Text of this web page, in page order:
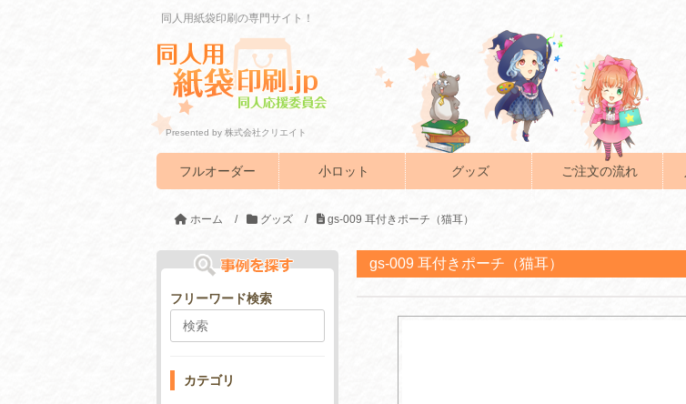
同人用紙袋印刷の専門サイト！
Presented by 株式会社クリエイト
フルオーダー 小ロット グッズ ご注文の流れ
ホーム / グッズ / gs-009 耳付きポーチ（猫耳）
gs-009 耳付きポーチ（猫耳）
フリーワード検索
カテゴリ